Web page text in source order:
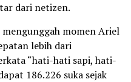
dari netizen.
momen Ariel
lebih dari
“hati-hati sapi, hati-
186.226 suka sejak